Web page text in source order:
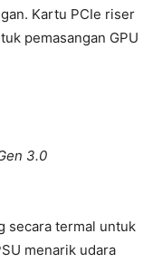
Kartu PCIe riser
pemasangan GPU
3.0
secara termal untuk
menarik udara